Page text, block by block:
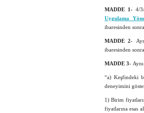
MADDE 1-4/
Uygulama
ibaresinden
MADDE 2-
ibaresinden
MADDE 3-
“a) Keşfindeki
deneyimini
1) Birim
fiyatlarına esas